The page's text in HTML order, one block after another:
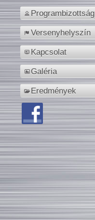
Programbizottság
Versenyhelyszín
Kapcsolat
Galéria
Eredmények